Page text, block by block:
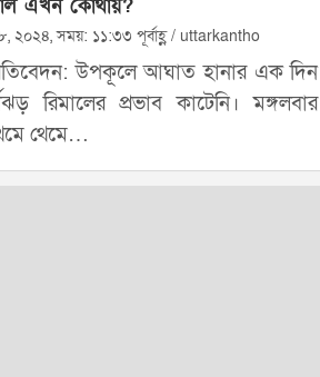
এখন কোথায়?
২০২৪, সময়: ১১:৩৩ পূর্বাহ্ণ / uttarkantho
উপকূলে আঘাত হানার এক দিন
রিমালের প্রভাব কাটেনি। মঙ্গলবার
থেমে…